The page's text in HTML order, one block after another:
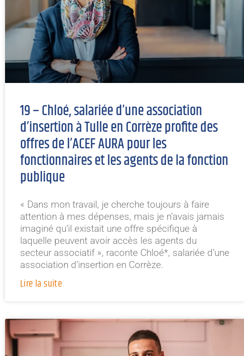
19 – Chloé, salariée d’une association
d’insertion à Tulle en Corrèze profite des
offres de l’ACEF AURA pour les
fonctionnaires et les agents de la fonction
publique
« Dans mon travail, je cherche toujours à faire
attention à mes dépenses, mais je n’avais jamais
imaginé qu’il existait une offre spécifique à
laquelle peuvent avoir accès les agents du
secteur associatif », raconte Chloé*, salariée d’une
association d’insertion en Corrèze.
Lire la suite